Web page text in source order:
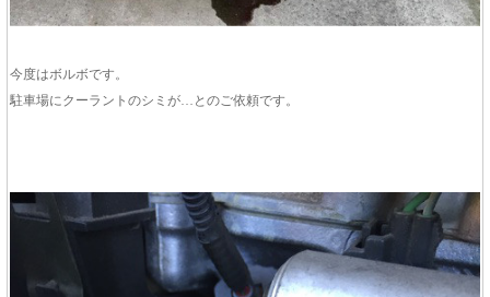
今度はボルボです。
駐車場にクーラントのシミが…とのご依頼です。